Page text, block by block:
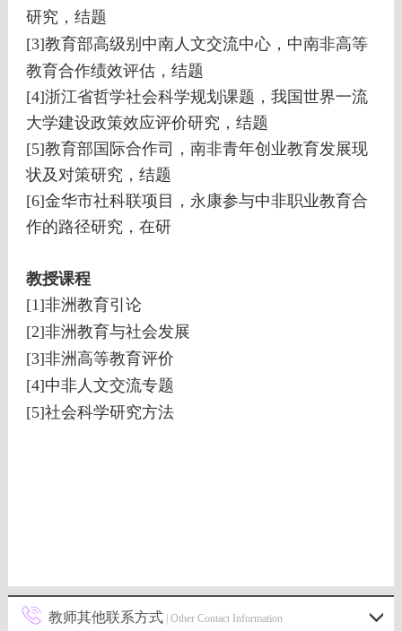
研究，结题
[3]教育部高级别中南人文交流中心， 中南非高等
教育合作绩效评估，结题
[4]浙江省哲学社会科学规划课题，我国世界一流
大学建设政策效应评价研究，结题
[5]教育部国际合作司，南非青年创业教育发展现
状及对策研究，结题
[6]金华市社科联项目，永康参与中非职业教育合
作的路径研究，在研
教授课程
[1]非洲教育引论
[2]非洲教育与社会发展
[3]非洲高等教育评价
[4]中非人文交流专题
[5]社会科学研究方法
教师其他联系方式| Other Contact Information